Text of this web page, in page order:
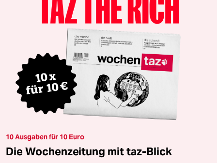
10 Ausgaben für 10 Euro
Die Wochenzeitung mit taz-Blick